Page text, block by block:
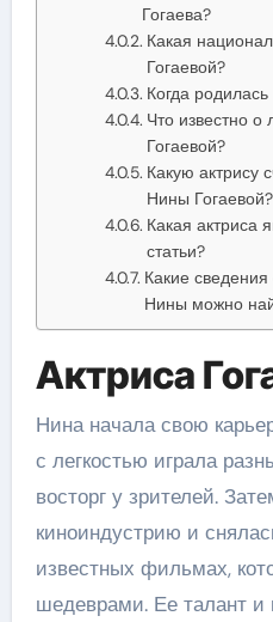
Гогаева?
Какая
Гогаевой?
Когда
Что известно
Гогаевой?
Какую актрису
Нины Гогаевой?
Какая актриса
статьи?
Какие
Нины можно
Актриса
Нина начала свою
с легкостью играла
восторг у зрителей.
киноиндустрию и
известных фильмах,
шедеврами. Ее талант